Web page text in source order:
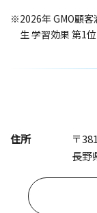
※2026年 GMO顧客
生 学習効果 第1位
住所
〒
長野